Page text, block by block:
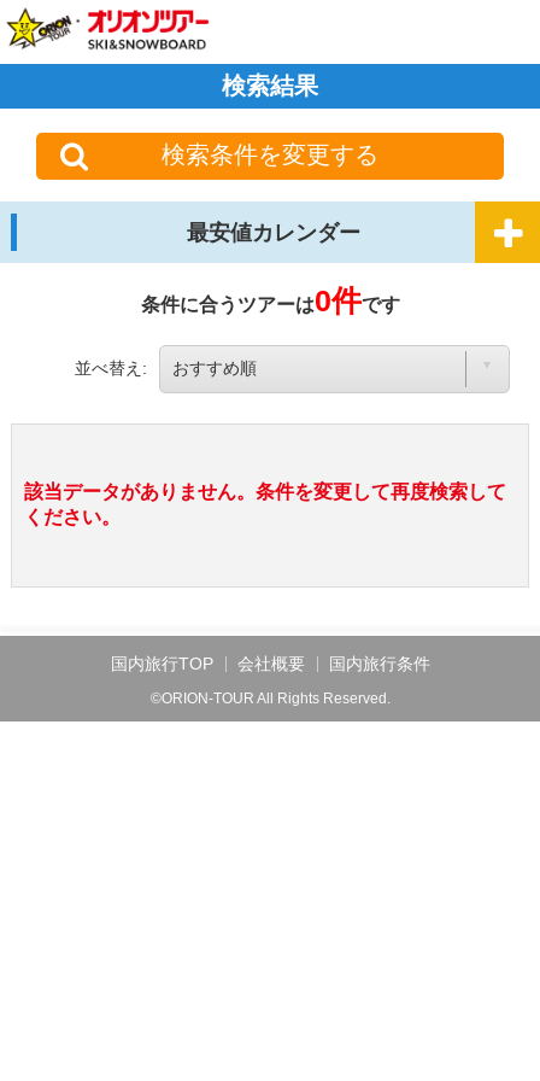
検索結果
検索条件を変更する
最安値カレンダー
条件に合うツアーは0件です
並べ替え:
該当データがありません。条件を変更して再度検索して
ください。
国内旅行TOP 会社概要 国内旅行条件
©ORION-TOUR All Rights Reserved.